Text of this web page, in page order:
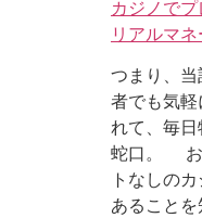
カジノで
リアルマ
つまり、
者でも気
れて、毎
蛇口。 お
トなしの
あること